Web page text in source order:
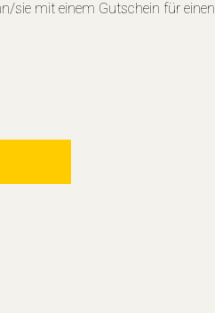
sie mit einem Gutschein für einen